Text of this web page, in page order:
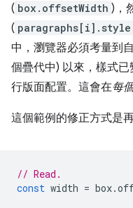
( box.offsetWidth )，
(
中，瀏覽器必須考量到
個疊代中) 以來，樣式
行版面配置。這會在每
這個範例的修正方式是
// Read.
const width = box.